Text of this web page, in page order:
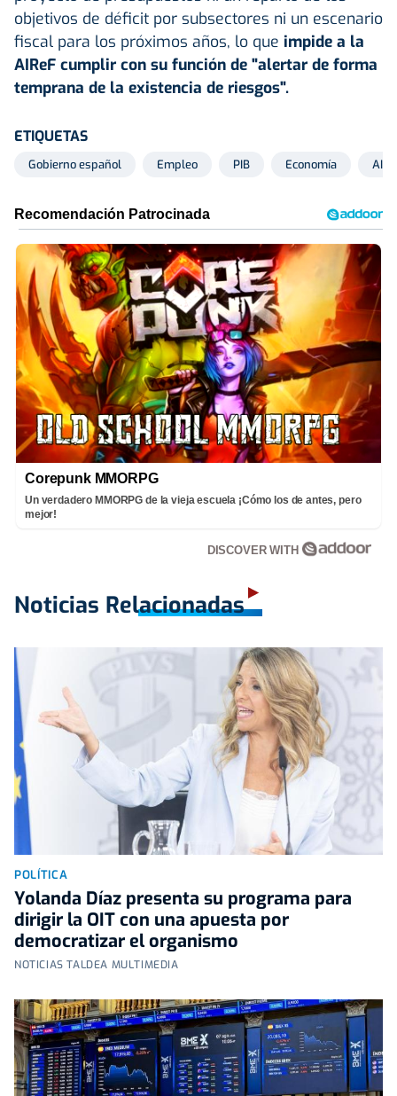
objetivos de déficit por subsectores ni un escenario
fiscal para los próximos años, lo que impide a la
AIReF cumplir con su función de "alertar de forma
temprana de la existencia de riesgos".
ETIQUETAS
Gobierno español Empleo PIB Economía
Corepunk MMORPG
Un verdadero MMORPG de la vieja escuela ¡Cómo los de antes, pero
mejor!
DISCOVER WITH
Noticias Relacionadas
POLÍTICA
Yolanda Díaz presenta su programa para
dirigir la OIT con una apuesta por
democratizar el organismo
NOTICIAS TALDEA MULTIMEDIA